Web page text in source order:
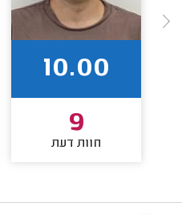
10.00
9
חוות דעת